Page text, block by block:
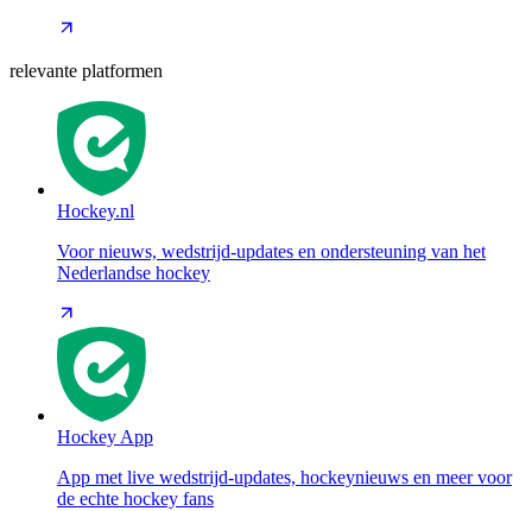
relevante platformen
Hockey.nl
Voor nieuws, wedstrijd-updates en ondersteuning van het
Nederlandse hockey
Hockey App
App met live wedstrijd-updates, hockeynieuws en meer voor
de echte hockey fans